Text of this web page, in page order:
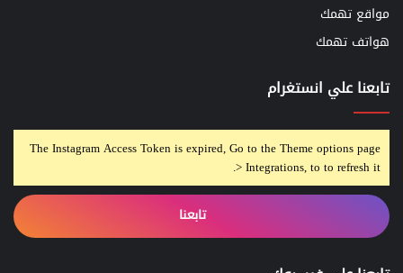
مواقع تهمك
هواتف تهمك
تابعنا علي انستغرام
The Instagram Access Token is expired, Go to the Theme options page
> Integrations, to to refresh it.
تابعنا